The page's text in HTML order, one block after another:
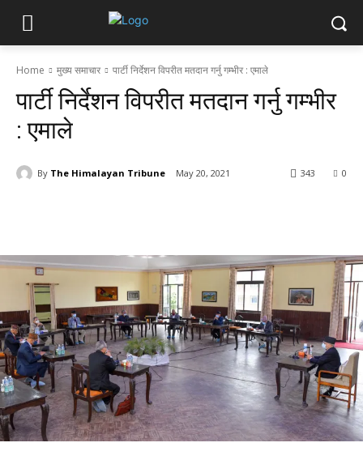
Home मुख्य समाचार पार्टी निर्देशन विपरीत मतदान गर्नु गम्भीर : एमाले
पार्टी निर्देशन विपरीत मतदान गर्नु गम्भीर
: एमाले
By The Himalayan Tribune May 20, 2021 0
343